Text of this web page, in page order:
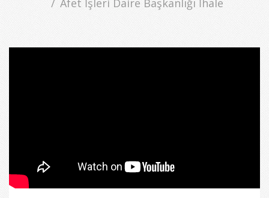
Afet İşleri Daire Başkanlığı İhale